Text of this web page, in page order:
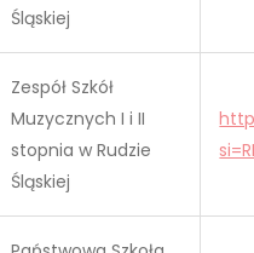
Śląskiej
Zespół Szkół
Muzycznych I i II
stopnia w Rudzie
Śląskiej